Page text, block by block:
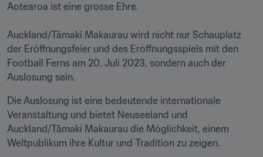
Aotearoa ist eine grosse Ehre.
Auckland/Tāmaki Makaurau wird nicht nur Schauplatz
der Eröffnungsfeier und des Eröffnungsspiels mit den
Football Ferns am 20. Juli 2023, sondern auch der
Auslosung sein.
Die Auslosung ist eine bedeutende internationale
Veranstaltung und bietet Neuseeland und
Auckland/Tāmaki Makaurau die Möglichkeit, einem
Weltpublikum ihre Kultur und Tradition zu zeigen.